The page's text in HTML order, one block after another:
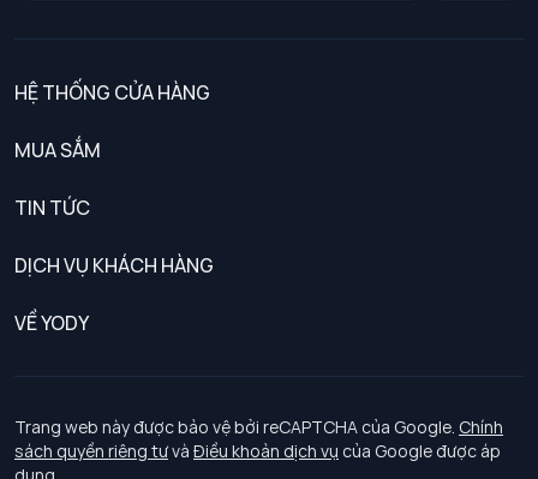
HỆ THỐNG CỬA HÀNG
MUA SẮM
TIN TỨC
DỊCH VỤ KHÁCH HÀNG
Chính sách khách hàng thân thiết
Chính sách bảo vệ dữ liệu cá nhân
Chính sách thanh toán, giao nhận
VỀ YODY
Tuyển dụng
Trang web này được bảo vệ bởi reCAPTCHA của Google. Chính
sách quyền riêng tưvà Điều khoản dịch vụ của Google được áp